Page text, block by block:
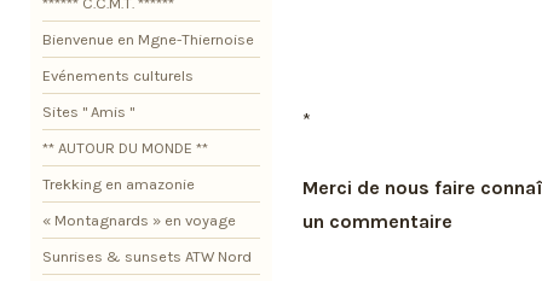
*
Merci de nous faire
un commentaire
Bienvenue en Mgne-Thiernoise
Evénements culturels
Sites " Amis "
** AUTOUR DU MONDE **
Trekking en amazonie
« Montagnards » en voyage
Sunrises & sunsets ATW Nord